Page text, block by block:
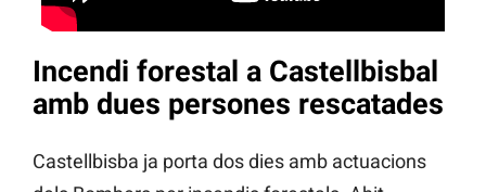
Incendi forestal a Castellbisbal
amb dues persones rescatades
Castellbisba ja porta dos dies amb actuacions